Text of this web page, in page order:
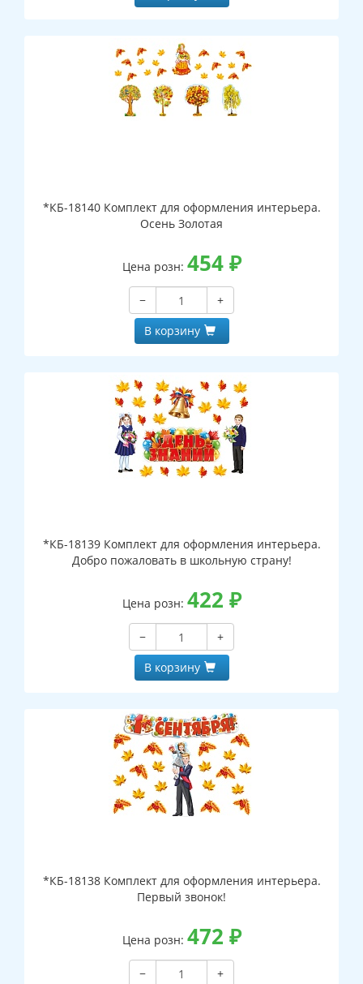
*КБ-18140 Комплект для оформления интерьера.
Осень Золотая
Цена розн: 454₽
−
+
В корзину
*КБ-18139 Комплект для оформления интерьера.
Добро пожаловать в школьную страну!
Цена розн: 422 ₽
−
+
В корзину
*КБ-18138 Комплект для оформления интерьера.
Первый звонок!
Цена розн: 472 ₽
−
+